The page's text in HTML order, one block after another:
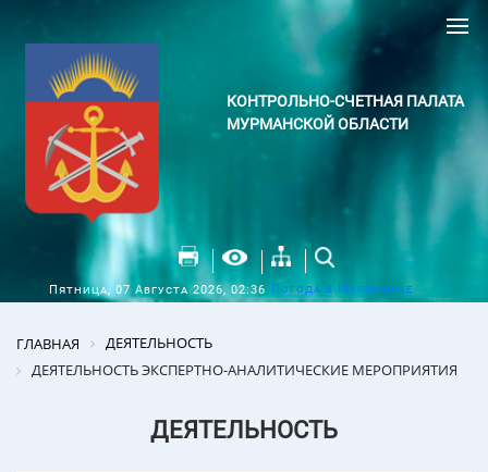
КОНТРОЛЬНО-СЧЕТНАЯ ПАЛАТА
МУРМАНСКОЙ ОБЛАСТИ
Пятница, 07 Августа 2026, 02:36 Погода в Мурманске
ГЛАВНАЯ
ДЕЯТЕЛЬНОСТЬ
ДЕЯТЕЛЬНОСТЬ ЭКСПЕРТНО-АНАЛИТИЧЕСКИЕ МЕРОПРИЯТИЯ
ДЕЯТЕЛЬНОСТЬ